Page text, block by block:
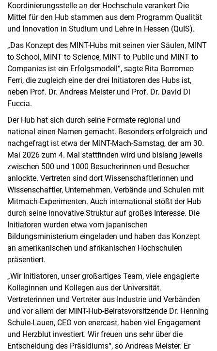
Koordinierungsstelle an der Hochschule verankert Die
Mittel für den Hub stammen aus dem Programm Qualität
und Innovation in Studium und Lehre in Hessen (QuIS).
„Das Konzept des MINT-Hubs mit seinen vier Säulen, MINT
to School, MINT to Science, MINT to Public und MINT to
Companies ist ein Erfolgsmodell“, sagte Rita Borromeo
Ferri, die zugleich eine der drei Initiatoren des Hubs ist,
neben Prof. Dr. Andreas Meister und Prof. Dr. David Di
Fuccia.
Der Hub hat sich durch seine Formate regional und
national einen Namen gemacht. Besonders erfolgreich und
nachgefragt ist etwa der MINT-Mach-Samstag, der am 30.
Mai 2026 zum 4. Mal stattfinden wird und bislang jeweils
zwischen 500 und 1000 Besucherinnen und Besucher
anlockte. Vertreten sind dort Wissenschaftlerinnen und
Wissenschaftler, Unternehmen, Verbände und Schulen mit
Mitmach-Experimenten. Auch international stößt der Hub
durch seine innovative Struktur auf großes Interesse. Die
Initiatoren wurden etwa vom japanischen
Bildungsministerium eingeladen und haben das Konzept
an amerikanischen und afrikanischen Hochschulen
präsentiert.
„Wir Initiatoren, unser großartiges Team, viele engagierte
Kolleginnen und Kollegen aus der Universität,
Vertreterinnen und Vertreter aus Industrie und Verbänden
und vor allem der MINT-Hub-Beiratsvorsitzende Dr. Henning
Schule-Lauen, CEO von enercast, haben viel Engagement
und Herzblut investiert. Wir freuen uns sehr über die
Entscheidung des Präsidiums“, so Andreas Meister. Er